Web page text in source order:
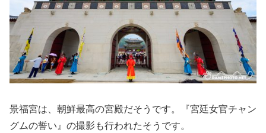
景福宮は、朝鮮最高の宮殿だそうです。『宮廷女官チャン
グムの誓い』の撮影も行われたそうです。